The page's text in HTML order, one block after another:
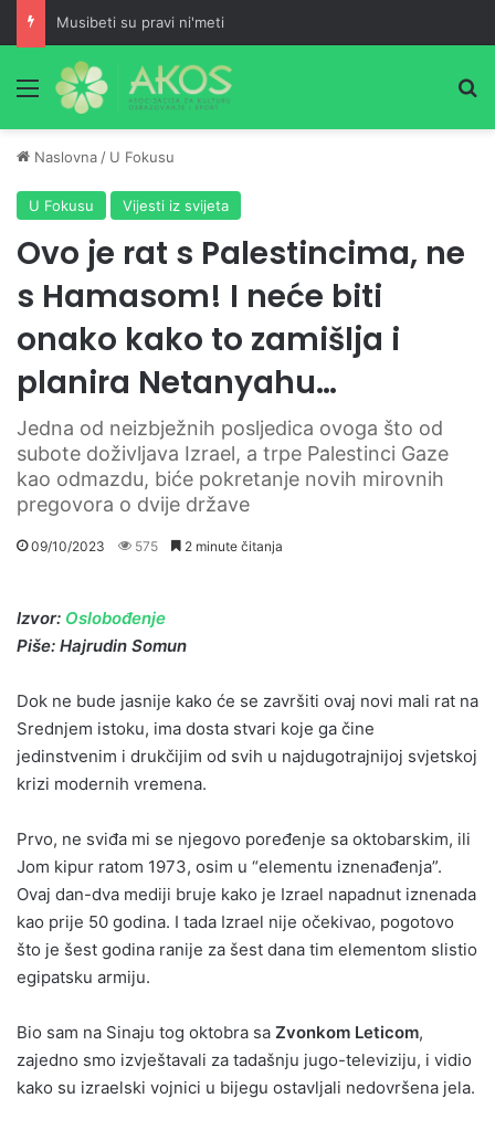
Musibeti su pravi ni'meti
Meni
Naslovna / U Fokusu
U Fokusu Vijesti iz svijeta
Ovo je rat s Palestincima, ne
s Hamasom! I neće biti
onako kako to zamišlja i
planira Netanyahu…
Jedna od neizbježnih posljedica ovoga što od
subote doživljava Izrael, a trpe Palestinci Gaze
kao odmazdu, biće pokretanje novih mirovnih
pregovora o dvije države
09/10/2023 575 2 minute čitanja
Izvor: Oslobođenje
Piše: Hajrudin Somun
Dok ne bude jasnije kako će se završiti ovaj novi mali rat na
Srednjem istoku, ima dosta stvari koje ga čine
jedinstvenim i drukčijim od svih u najdugotrajnijoj svjetskoj
krizi modernih vremena.
Prvo, ne sviđa mi se njegovo poređenje sa oktobarskim, ili
Jom kipur ratom 1973, osim u “elementu iznenađenja”.
Ovaj dan-dva mediji bruje kako je Izrael napadnut iznenada
kao prije 50 godina. I tada Izrael nije očekivao, pogotovo
što je šest godina ranije za šest dana tim elementom slistio
egipatsku armiju.
Bio sam na Sinaju tog oktobra sa Zvonkom Leticom,
zajedno smo izvještavali za tadašnju jugo-televiziju, i vidio
kako su izraelski vojnici u bijegu ostavljali nedovršena jela.